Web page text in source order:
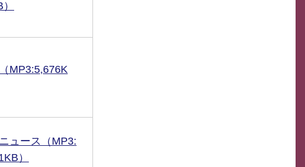
MP3:5,676K
ュース（MP3:
）